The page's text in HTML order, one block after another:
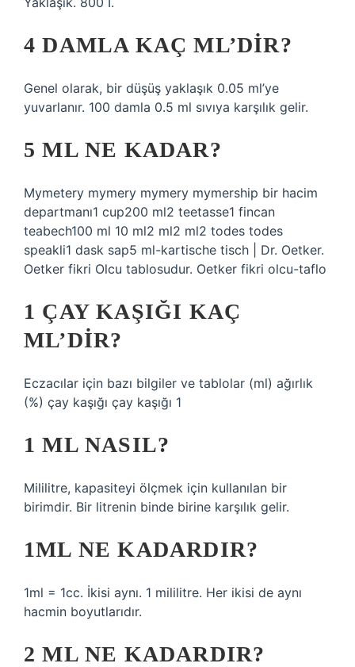
4 DAMLA KAÇ ML’DIR?
Genel olarak, bir düşüş yaklaşık 0.05 ml’ye
yuvarlanır. 100 damla 0.5 ml sıvıya karşılık gelir.
5 ML NE KADAR?
Mymetery mymery mymery mymership bir hacim
departmanı1 cup200 ml2 teetasse1 fincan
teabech100 ml 10 ml2 ml2 ml2 todes todes
speakli1 dask sap5 ml-kartische tisch | Dr. Oetker.
Oetker fikri Olcu tablosudur. Oetker fikri olcu-taflo
1 ÇAY KAŞIĞI KAÇ
ML’DIR?
Eczacılar için bazı bilgiler ve tablolar (ml) ağırlık
(%) çay kaşığı çay kaşığı 1
1 ML NASIL?
Mililitre, kapasiteyi ölçmek için kullanılan bir
birimdir. Bir litrenin binde birine karşılık gelir.
1ML NE KADARDIR?
1ml = 1cc. İkisi aynı. 1 mililitre. Her ikisi de aynı
hacmin boyutlarıdır.
2 ML NE KADARDIR?